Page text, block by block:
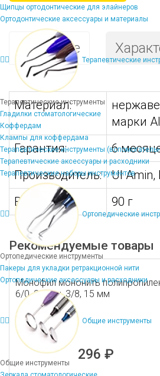
Щипцы ортодонтические для элайнеров
Ортодонтические аксессуары и материалы
Терапевтические
Терапевтические инструменты
Гладилки стоматологические
Коффердам
Клампы для коффердама
Терапевтические инструменты
Терапевтические аксессуары и расходники
Терапевтические наборы инструментов
Ортопедические
Ортопедические инструменты
Пакеры для укладки ретракционной нити
Ортопедические аксессуары и расходники
Общие инструменты
Общие инструменты
Описание
Материал:
марки
Гарантия:
6
Производитель:
Ul Amin,
Вес:
90 г
Рекомендуемые товары
Монофил мононить
6/0, 2 иглы, 3/8, 15 мм
296 ₽